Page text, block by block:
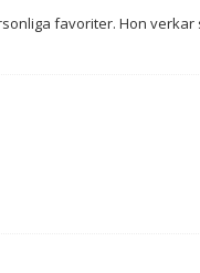
favoriter. Hon